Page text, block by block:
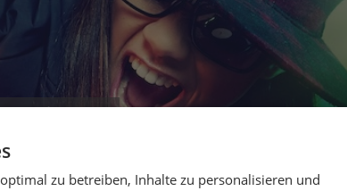
Fotografen
zu betreiben, Inhalte zu personalisieren und